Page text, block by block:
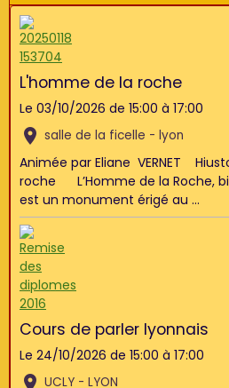
L'homme de la roche
Le 03/10/2026 de 15:00 à 17:00
salle de la ficelle - lyon
Animée par Eliane VERNET
roche L’Homme de la Roche,
est un monument érigé au ...
Cours de parler lyonnais
Le 24/10/2026 de 15:00 à 17:00
UCLY - LYON